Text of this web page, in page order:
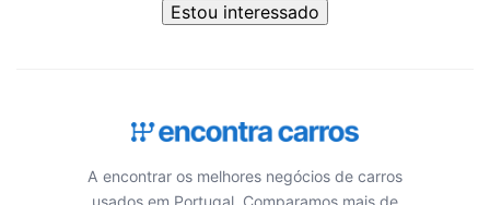
Estou interessado
A encontrar os melhores negócios de carros
usados em Portugal. Comparamos mais de